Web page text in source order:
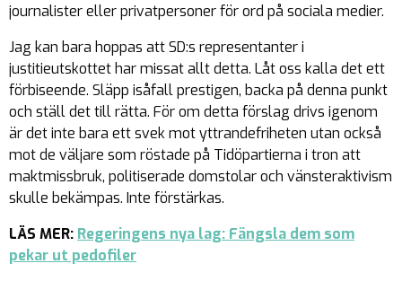
journalister eller privatpersoner för ord på sociala medier.
Jag kan bara hoppas att SD:s representanter i
justitieutskottet har missat allt detta. Låt oss kalla det ett
förbiseende. Släpp isåfall prestigen, backa på denna punkt
och ställ det till rätta. För om detta förslag drivs igenom
är det inte bara ett svek mot yttrandefriheten utan också
mot de väljare som röstade på Tidöpartierna i tron att
maktmissbruk, politiserade domstolar och vänsteraktivism
skulle bekämpas. Inte förstärkas.
LÄS MER: Regeringens nya lag: Fängsla dem som
pekar ut pedofiler